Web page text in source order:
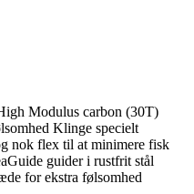
Modulus carbon (30T)
Klinge specielt
nok flex til at minimere fisk
guider i rustfrit stål
for ekstra følsomhed